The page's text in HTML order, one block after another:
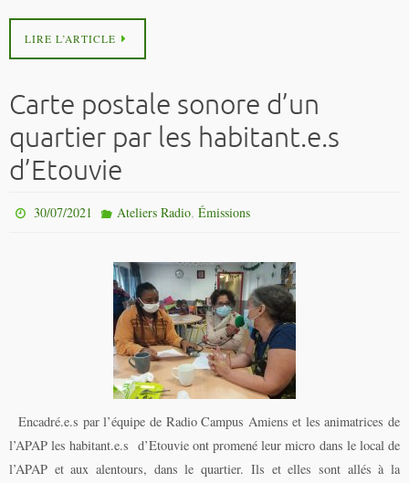
LIRE L’ARTICLE
Carte postale sonore d’un
quartier par les habitant.e.s
d’Etouvie
30/07/2021 Ateliers Radio, Émissions
Encadré.e.s par l’équipe de Radio Campus Amiens et les animatrices de
l’APAP les habitant.e.s d’Etouvie ont promené leur micro dans le local de
l’APAP et aux alentours, dans le quartier. Ils et elles sont allés à la